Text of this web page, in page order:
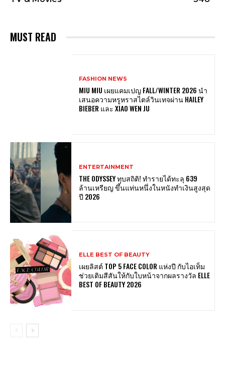
MUST READ
FASHION NEWS
MIU MIU เผยแคมเปญ FALL/WINTER 2026 นำ
เสนอความหรูหราสไตล์วินเทจผ่าน HAILEY
BIEBER และ XIAO WEN JU
ENTERTAINMENT
THE ODYSSEY ทุบสถิติ! ทำรายได้ทะลุ 639
ล้านเหรียญ ขึ้นแท่นหนึ่งในหนังทำเงินสูงสุด
ปี 2026
ELLE BEST OF BEAUTY
เผยลิสต์ TOP 5 FACE COLOR แห่งปี กับไอเท็ม
ช่วยเติมสีสันให้กับใบหน้าจากผลรางวัล ELLE
BEST OF BEAUTY 2026